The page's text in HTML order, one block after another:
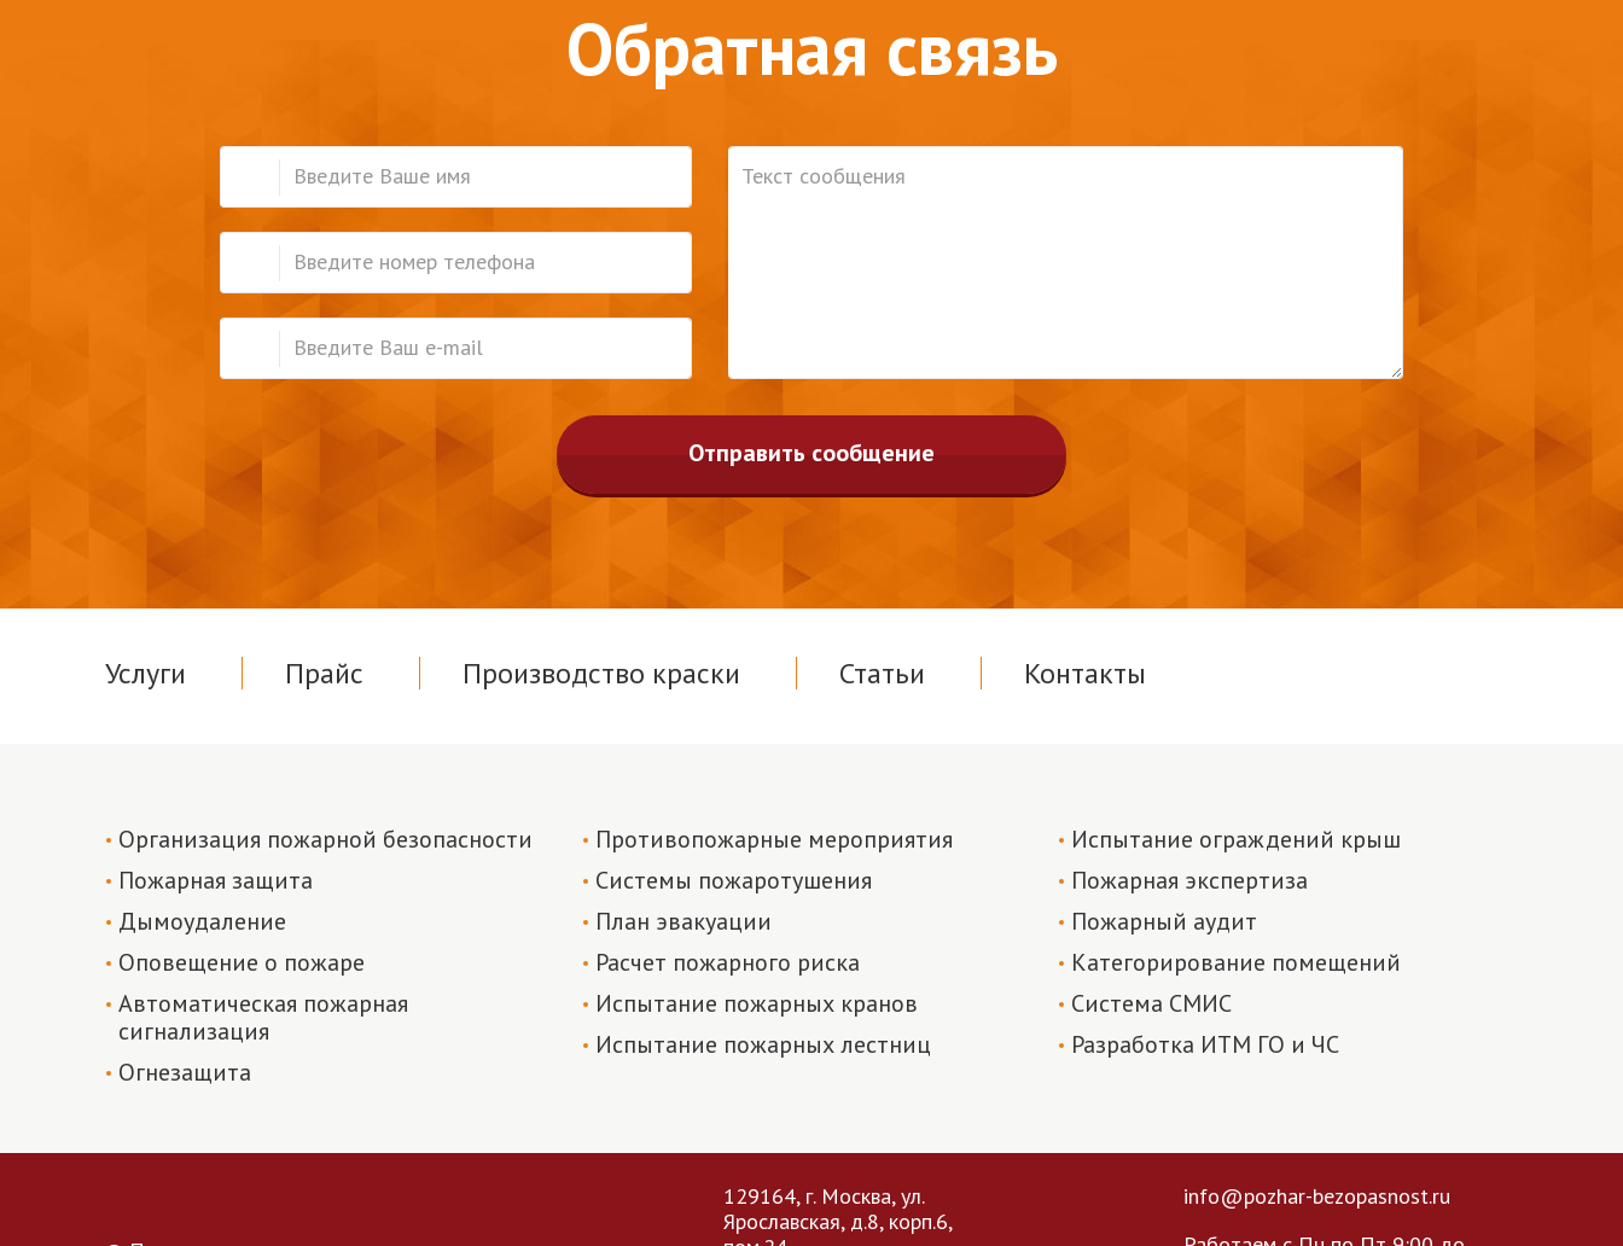
Обратная связь
Отправить сообщение
Услуги Прайс Производство краски Статьи Контакты
Организация пожарной безопасности
Пожарная защита
Дымоудаление
Оповещение о пожаре
Автоматическая пожарная
сигнализация
Огнезащита
Противопожарные мероприятия
Системы пожаротушения
План эвакуации
Расчет пожарного риска
Испытание пожарных кранов
Испытание пожарных лестниц
Испытание ограждений крыш
Пожарная экспертиза
Пожарный аудит
Категорирование помещений
Система СМИС
Разработка ИТМ ГО и ЧС
129164, г. Москва, ул.
Ярославская, д.8, корп.6,
info@pozhar-bezopasnost.ru